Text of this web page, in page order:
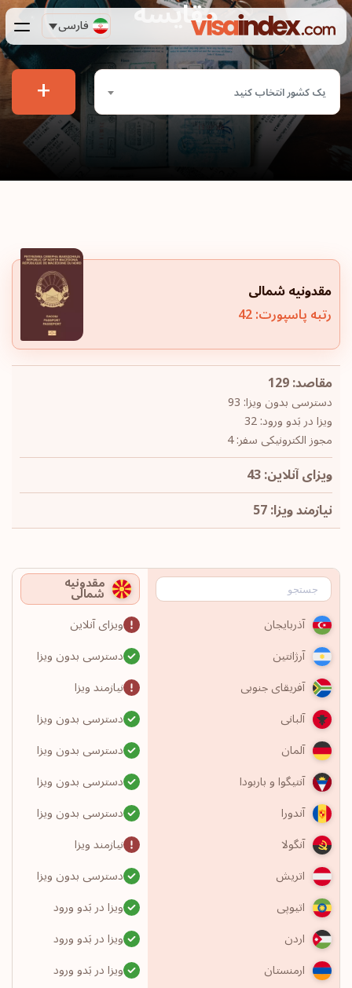
فارسی مقایسه
یک کشور انتخاب کنید +
مقدونیه شمالی
رتبه پاسپورت: 42
مقاصد: 129
دسترسی بدون ویزا: 93
ویزا در بَدو ورود: 32
مجوز الکترونیکی سفر: 4
ویزای آنلاین: 43
نیازمند ویزا: 57
مقدونیه
شمالی
آذربایجان
ویزای آنلاین
آرژانتین
دسترسی بدون ویزا
آفریقای جنوبی
نیازمند ویزا
آلبانی
دسترسی بدون ویزا
آلمان
دسترسی بدون ویزا
آنتیگوا و باربودا
دسترسی بدون ویزا
آندورا
دسترسی بدون ویزا
آنگولا
نیازمند ویزا
اتریش
دسترسی بدون ویزا
اتیوپی
ویزا در بَدو ورود
اردن
ویزا در بَدو ورود
ارمنستان
ویزا در بَدو ورود